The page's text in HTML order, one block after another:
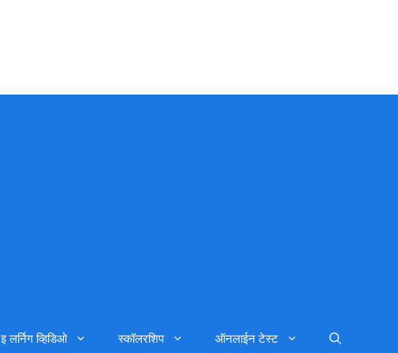
इ लर्निग व्हिडिओ स्कॉलरशिप ऑनलाईन टेस्ट